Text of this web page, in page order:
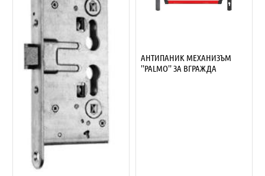
АНТИПАНИК МЕХАНИЗЪМ
''PALMO'' ЗА ВГРАЖДА